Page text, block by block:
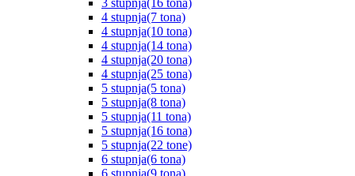
3 stupnja(16 tona)
4 stupnja(7 tona)
4 stupnja(10 tona)
4 stupnja(14 tona)
4 stupnja(20 tona)
4 stupnja(25 tona)
5 stupnja(5 tona)
5 stupnja(8 tona)
5 stupnja(11 tona)
5 stupnja(16 tona)
5 stupnja(22 tone)
6 stupnja(6 tona)
6 stupnja(9 tona)